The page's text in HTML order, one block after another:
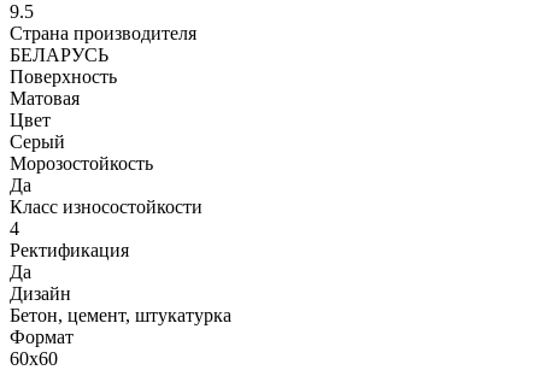
9.5
Страна производителя
БЕЛАРУСЬ
Поверхность
Матовая
Цвет
Серый
Морозостойкость
Да
Класс износостойкости
4
Ректификация
Да
Дизайн
Бетон, цемент, штукатурка
Формат
60x60